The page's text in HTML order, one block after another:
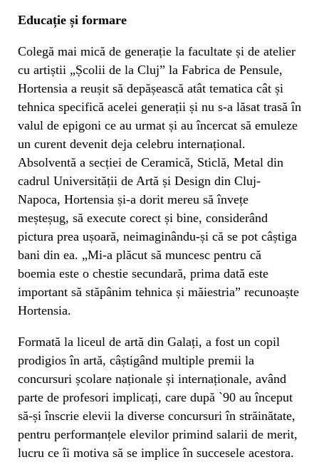
Educație și formare
Colegă mai mică de generație la facultate și de atelier
cu artiștii „Școlii de la Cluj” la Fabrica de Pensule,
Hortensia a reușit să depășească atât tematica cât și
tehnica specifică acelei generații și nu s-a lăsat trasă în
valul de epigoni ce au urmat și au încercat să emuleze
un curent devenit deja celebru internațional.
Absolventă a secției de Ceramică, Sticlă, Metal din
cadrul Universității de Artă și Design din Cluj-
Napoca, Hortensia și-a dorit mereu să învețe
meșteșug, să execute corect și bine, considerând
pictura prea ușoară, neimaginându-și că se pot câștiga
bani din ea. „Mi-a plăcut să muncesc pentru că
boemia este o chestie secundară, prima dată este
important să stăpânim tehnica și măiestria” recunoaște
Hortensia.
Formată la liceul de artă din Galați, a fost un copil
prodigios în artă, câștigând multiple premii la
concursuri școlare naționale și internaționale, având
parte de profesori implicați, care după `90 au început
să-și înscrie elevii la diverse concursuri în străinătate,
pentru performanțele elevilor primind salarii de merit,
lucru ce îi motiva să se implice în succesele acestora.